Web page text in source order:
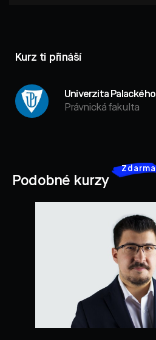
Kurz ti přináší
Univerzita Palackého
Právnická fakulta
Podobné kurzy
Zdarma